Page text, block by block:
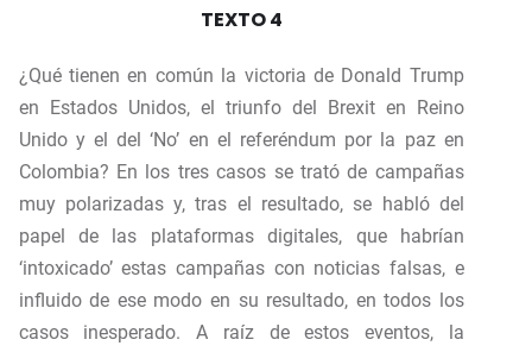
TEXTO 4
¿Qué tienen en común la victoria de Donald Trump
en Estados Unidos, el triunfo del Brexit en Reino
Unido y el del ‘No’ en el referéndum por la paz en
Colombia? En los tres casos se trató de campañas
muy polarizadas y, tras el resultado, se habló del
papel de las plataformas digitales, que habrían
‘intoxicado’ estas campañas con noticias falsas, e
influido de ese modo en su resultado, en todos los
casos inesperado. A raíz de estos eventos, la